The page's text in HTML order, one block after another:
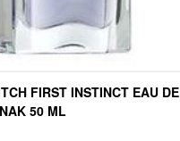
FIRST INSTINCT EAU DE
50 ML